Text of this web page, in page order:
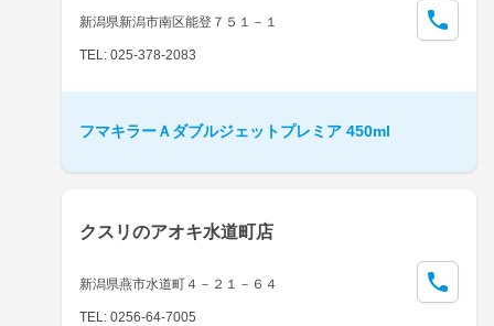
新潟県新潟市南区能登７５１－１
TEL: 025-378-2083
フマキラーＡダブルジェットプレミア 450ml
クスリのアオキ水道町店
新潟県燕市水道町４－２１－６４
TEL: 0256-64-7005